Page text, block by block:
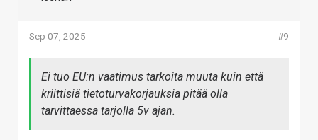
#9
Sep 07, 2025
Ei tuo EU:n vaatimus tarkoita muuta kuin että
kriittisiä tietoturvakorjauksia pitää olla
tarvittaessa tarjolla 5v ajan.